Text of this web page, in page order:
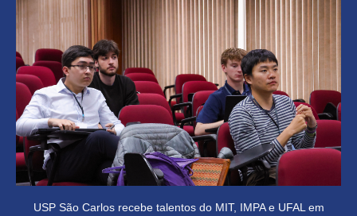
USP São Carlos recebe talentos do MIT, IMPA e UFAL em